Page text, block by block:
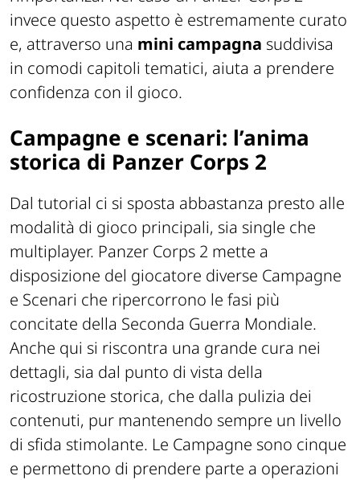
invece questo aspetto è estremamente curato
e, attraverso una mini campagna suddivisa
in comodi capitoli tematici, aiuta a prendere
confidenza con il gioco.
Campagne e scenari: l’anima
storica di Panzer Corps 2
Dal tutorial ci si sposta abbastanza presto alle
modalità di gioco principali, sia single che
multiplayer. Panzer Corps 2 mette a
disposizione del giocatore diverse Campagne
e Scenari che ripercorrono le fasi più
concitate della Seconda Guerra Mondiale.
Anche qui si riscontra una grande cura nei
dettagli, sia dal punto di vista della
ricostruzione storica, che dalla pulizia dei
contenuti, pur mantenendo sempre un livello
di sfida stimolante. Le Campagne sono cinque
e permettono di prendere parte a operazioni